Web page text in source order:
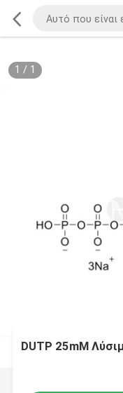
1 / 1
DUTP 25mM